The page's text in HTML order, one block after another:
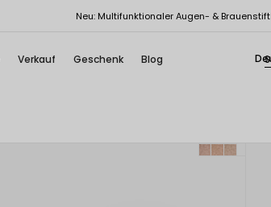
Neu: Multifunktionaler Augen- &
Verkauf Geschenk Blog